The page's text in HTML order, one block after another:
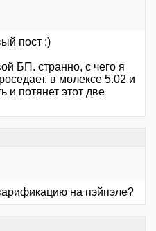
пост :)
БП. странно, с чего я
в молексе 5.02 и
и потянет этот две
на пэйпэле?